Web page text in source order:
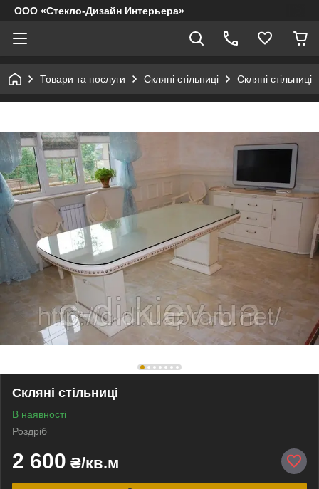
ООО «Стекло-Дизайн Интерьера»
Товари та послуги Скляні стільниці Скляні стільниці
Скляні стільниці
В наявності
Роздріб
2 600 ₴/кв.м